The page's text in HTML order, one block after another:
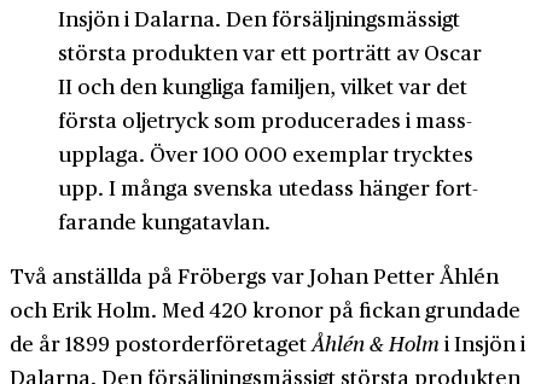
Insjön i Dalarna. Den för­säljnings­mässigt
största produkten var ett porträtt av Oscar
II och den kungliga familjen, vilket var det
första olje­tryck som producerades i mass­
upplaga. Över 100 000 exemplar trycktes
upp. I många svenska ute­dass hänger fort­
farande kunga­tavlan.
Två anställda på Fröbergs var Johan Petter Åhlén
och Erik Holm. Med 420 kronor på fickan grundade
de år 1899 post­order­företagetÅhlén & Holm i Insjön i
Dalarna. Den för­säljnings­mässigt största produkten